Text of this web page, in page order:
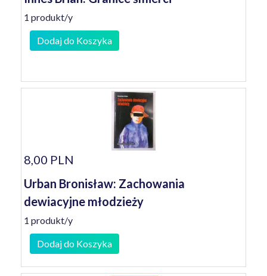
1 produkt/y
Dodaj do Koszyka
8,00 PLN
Urban Bronisław: Zachowania
dewiacyjne młodzieży
1 produkt/y
Dodaj do Koszyka